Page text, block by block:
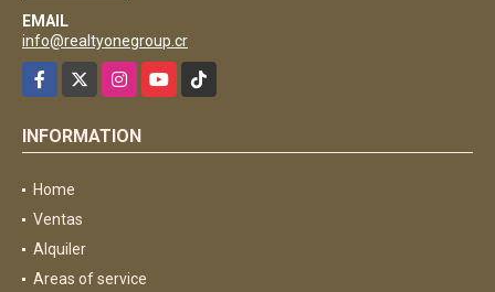
EMAIL
info@realtyonegroup.cr
Facebook
InstagramYouTubeTikTok
INFORMATION
Home
Ventas
Alquiler
Areas of service